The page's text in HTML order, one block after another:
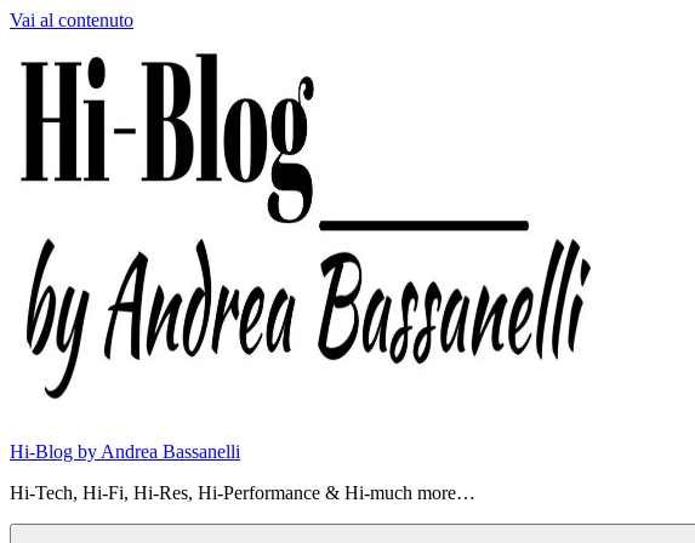
Vai al contenuto
Hi-Blog by Andrea Bassanelli
Hi-Tech, Hi-Fi, Hi-Res, Hi-Performance & Hi-much more…